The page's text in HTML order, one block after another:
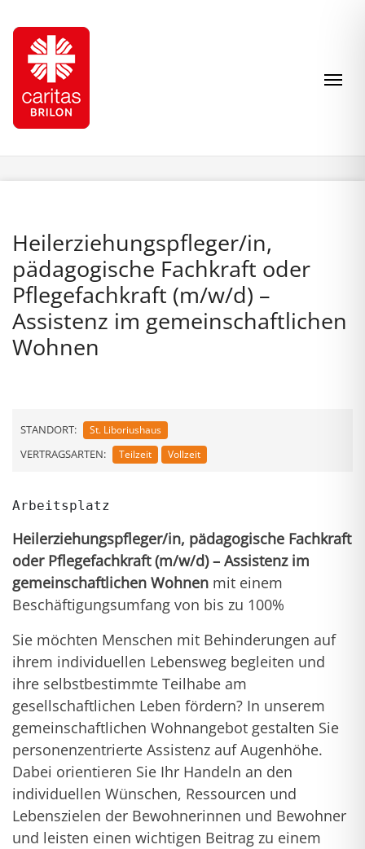
Heilerziehungspfleger/in,
pädagogische Fachkraft oder
Pflegefachkraft (m/w/d) –
Assistenz im gemeinschaftlichen
Wohnen
STANDORT: St. Liboriushaus
VERTRAGSARTEN: Teilzeit Vollzeit
Heilerziehungspfleger/in, pädagogische Fachkraft
oder Pflegefachkraft (m/w/d) – Assistenz im
gemeinschaftlichen Wohnen mit einem
Beschäftigungsumfang von bis zu 100%
Sie möchten Menschen mit Behinderungen auf
ihrem individuellen Lebensweg begleiten und
ihre selbstbestimmte Teilhabe am
gesellschaftlichen Leben fördern? In unserem
gemeinschaftlichen Wohnangebot gestalten Sie
personenzentrierte Assistenz auf Augenhöhe.
Dabei orientieren Sie Ihr Handeln an den
individuellen Wünschen, Ressourcen und
Lebenszielen der Bewohnerinnen und Bewohner
und leisten einen wichtigen Beitrag zu einem